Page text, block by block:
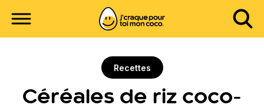
Recettes
Céréales de riz coco-